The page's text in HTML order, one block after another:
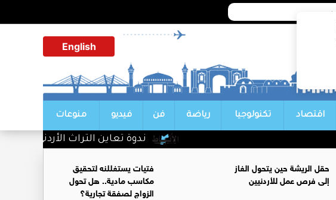
English
اقتصاد تكنولوجيا رياضة فن فيديو منوعات
ندوة تعاين التراث الأردني ضمن
حقل الريشة حين يتحول الغاز
إلى فرص عمل للأردنيين
فتيات يستغللنه لتحقيق
مكاسب مادية.. هل تحول
الزواج لصفقة تجارية؟